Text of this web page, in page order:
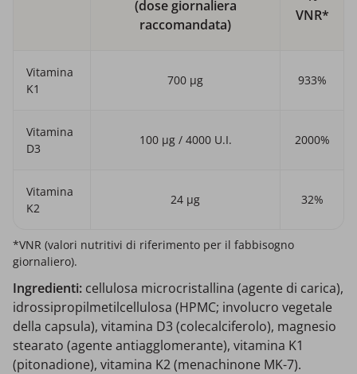
(dose giornaliera
raccomandata)
VNR*
Vitamina
K1
700 μg 933%
Vitamina
D3
100 μg / 4000 U.I. 2000%
Vitamina
K2
24 µg 32%
*VNR (valori nutritivi di riferimento per il fabbisogno
giornaliero).
Ingredienti: cellulosa microcristallina (agente di carica),
idrossipropilmetilcellulosa (HPMC; involucro vegetale
della capsula), vitamina D3 (colecalciferolo), magnesio
stearato (agente antiagglomerante), vitamina K1
(pitonadione), vitamina K2 (menachinone MK-7).